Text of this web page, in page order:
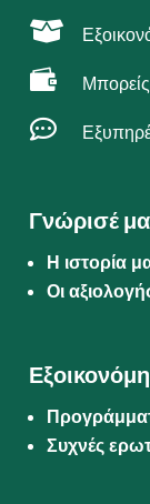



Γνώρισέ
Η ιστορία
Οι
Συχνές